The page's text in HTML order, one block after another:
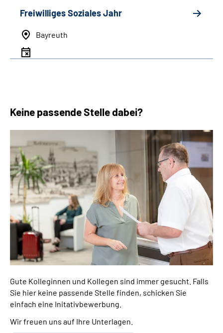
Freiwilliges Soziales Jahr
Bayreuth
Keine passende Stelle dabei?
Gute Kolleginnen und Kollegen sind immer gesucht. Falls
Sie hier keine passende Stelle finden, schicken Sie
einfach eine Initativbewerbung.
Wir freuen uns auf Ihre Unterlagen.